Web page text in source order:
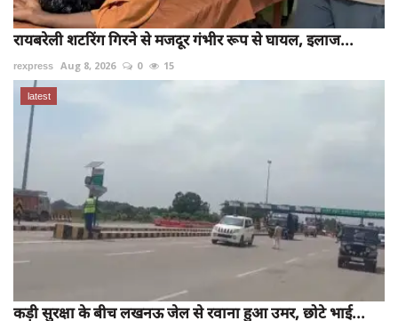
रायबरेली शटरिंग गिरने से मजदूर गंभीर रूप से घायल, इलाज...
rexpress Aug 8, 2026 0 15
latest
कड़ी सुरक्षा के बीच लखनऊ जेल से रवाना हुआ उमर, छोटे भाई...